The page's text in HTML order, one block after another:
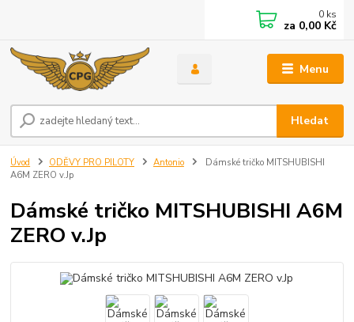
Menu
Hledat
0 ks
za 0,00 Kč
Úvod ODĚVY PRO PILOTY Antonio
Dámské tričko MITSHUBISHI
A6M ZERO v.Jp
Dámské tričko MITSHUBISHI A6M
ZERO v.Jp